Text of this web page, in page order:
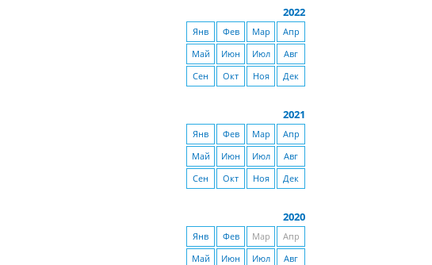
2022
Янв Фев Мар
Апр
Май
Июн Июл
Авг
Сен
Окт Ноя Дек
2021
Янв Фев Мар
Апр
Май
Июн Июл
Авг
Сен
Окт Ноя Дек
2020
Янв Фев Мар
Апр
Май
Июн Июл
Авг